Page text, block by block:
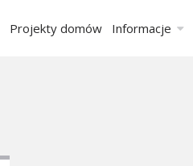
Projekty domów Informacje